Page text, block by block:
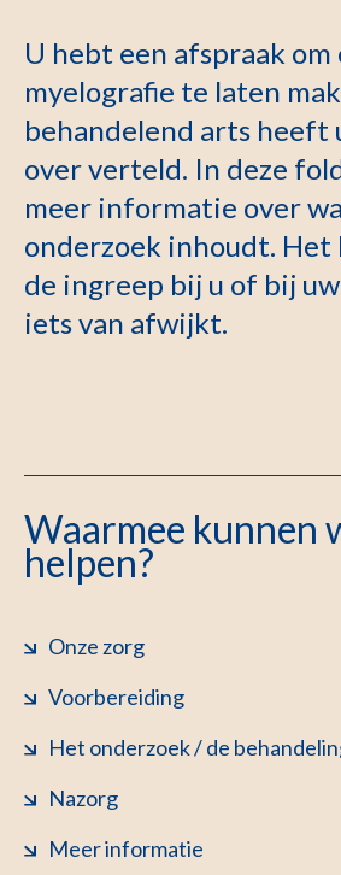
U hebt een afspraak om
myelografie te laten
behandelend arts heeft
over verteld. In deze
meer informatie over
onderzoek inhoudt. Het
de ingreep bij u of bij
iets van afwijkt.
Waarmee kunnen
helpen?
Onze zorg
Voorbereiding
Het onderzoek / de
Nazorg
Meer informatie